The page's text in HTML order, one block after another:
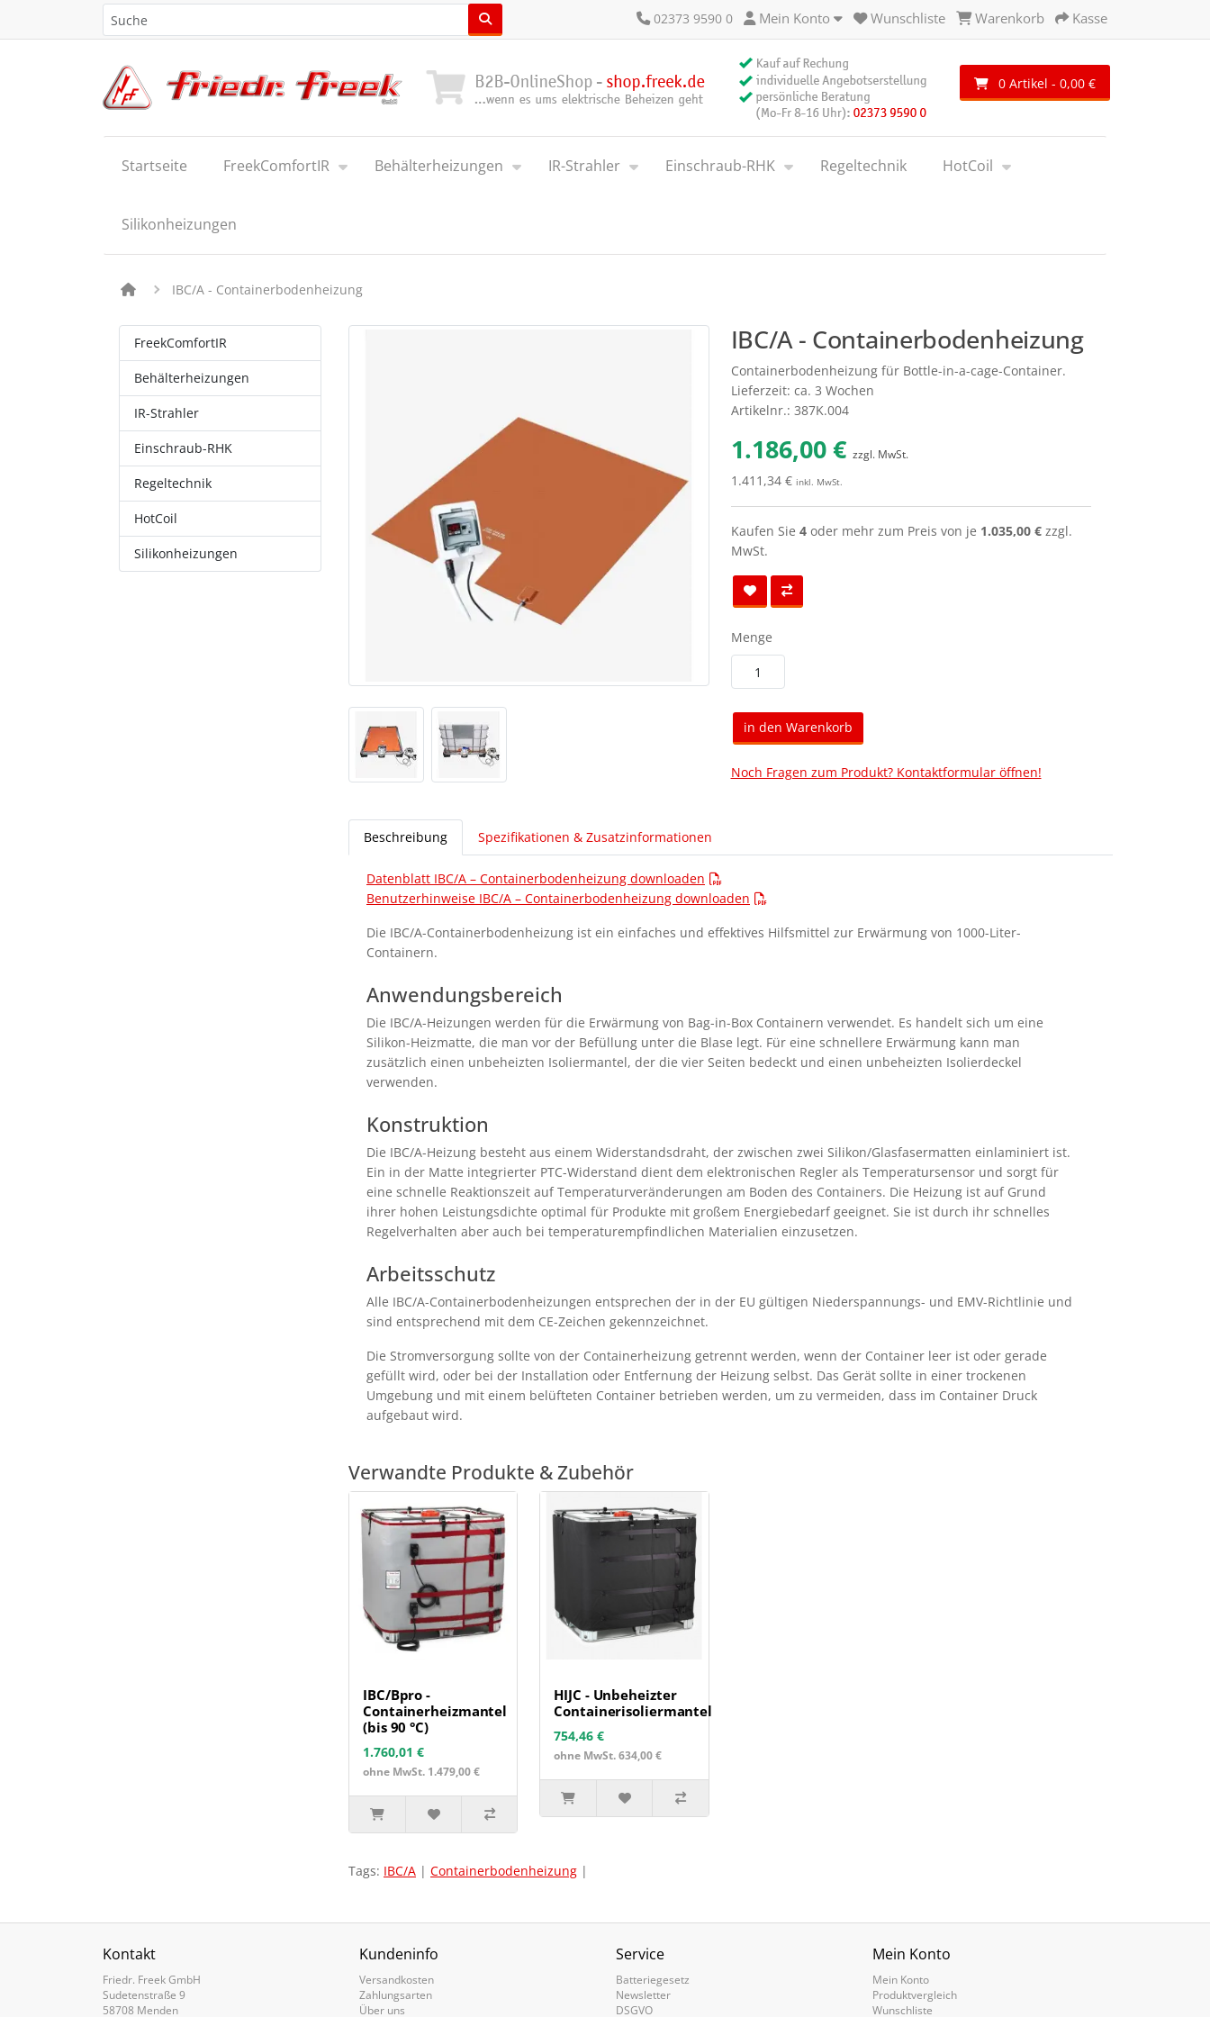
02373 9590 0 Mein Konto Wunschliste Warenkorb Kasse
0 Artikel - 0,00 €
Startseite FreekComfortIR Behälterheizungen IR-Strahler Einschraub-RHK Regeltechnik HotCoil
Silikonheizungen
IBC/A - Containerbodenheizung
FreekComfortIR
Behälterheizungen
IR-Strahler
Einschraub-RHK
Regeltechnik
HotCoil
Silikonheizungen
IBC/A - Containerbodenheizung
Containerbodenheizung für Bottle-in-a-cage-Container.
Lieferzeit: ca. 3 Wochen
Artikelnr.: 387K.004
1.186,00 € zzgl. MwSt.
1.411,34 € inkl. MwSt.
Kaufen Sie 4oder mehr zum Preis von je 1.035,00 €zzgl.
MwSt.
Menge
in den Warenkorb
Noch Fragen zum Produkt? Kontaktformular öffnen!
Beschreibung Spezifikationen & Zusatzinformationen
Datenblatt IBC/A – Containerbodenheizung downloaden
Benutzerhinweise IBC/A – Containerbodenheizung downloaden
Die IBC/A-Containerbodenheizung ist ein einfaches und effektives Hilfsmittel zur Erwärmung von 1000-Liter-
Containern.
Anwendungsbereich
Die IBC/A-Heizungen werden für die Erwärmung von Bag-in-Box Containern verwendet. Es handelt sich um eine
Silikon-Heizmatte, die man vor der Befüllung unter die Blase legt. Für eine schnellere Erwärmung kann man
zusätzlich einen unbeheizten Isoliermantel, der die vier Seiten bedeckt und einen unbeheizten Isolierdeckel
verwenden.
Konstruktion
Die IBC/A-Heizung besteht aus einem Widerstandsdraht, der zwischen zwei Silikon/Glasfasermatten einlaminiert ist.
Ein in der Matte integrierter PTC-Widerstand dient dem elektronischen Regler als Temperatursensor und sorgt für
eine schnelle Reaktionszeit auf Temperaturveränderungen am Boden des Containers. Die Heizung ist auf Grund
ihrer hohen Leistungsdichte optimal für Produkte mit großem Energiebedarf geeignet. Sie ist durch ihr schnelles
Regelverhalten aber auch bei temperaturempfindlichen Materialien einzusetzen.
Arbeitsschutz
Alle IBC/A-Containerbodenheizungen entsprechen der in der EU gültigen Niederspannungs- und EMV-Richtlinie und
sind entsprechend mit dem CE-Zeichen gekennzeichnet.
Die Stromversorgung sollte von der Containerheizung getrennt werden, wenn der Container leer ist oder gerade
gefüllt wird, oder bei der Installation oder Entfernung der Heizung selbst. Das Gerät sollte in einer trockenen
Umgebung und mit einem belüfteten Container betrieben werden, um zu vermeiden, dass im Container Druck
aufgebaut wird.
Verwandte Produkte & Zubehör
IBC/Bpro -
Containerheizmantel
(bis 90 °C)
1.760,01 €
ohne MwSt. 1.479,00 €
HIJC - Unbeheizter
Containerisoliermantel
754,46 €
ohne MwSt. 634,00 €
Tags: IBC/A | Containerbodenheizung |
Kontakt
Friedr. Freek GmbH
Sudetenstraße 9
58708 Menden
Kundeninfo
Versandkosten
Zahlungsarten
Über uns
Service
Batteriegesetz
Newsletter
DSGVO
Mein Konto
Mein Konto
Produktvergleich
Wunschliste